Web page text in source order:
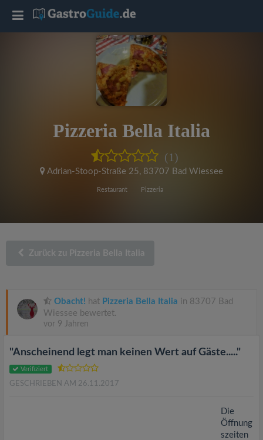
Pizzeria Bella Italia
(1)
Adrian-Stoop-Straße 25, 83707 Bad Wiessee
Restaurant Pizzeria
Zurück zu Pizzeria Bella Italia
Obacht! hat Pizzeria Bella Italia in 83707 Bad
Wiessee bewertet.
vor 9 Jahren
"Anscheinend legt man keinen Wert auf Gäste....."
Verifiziert
GESCHRIEBEN AM 26.11.2017
Die
Öffnung
szeiten
T
a
t